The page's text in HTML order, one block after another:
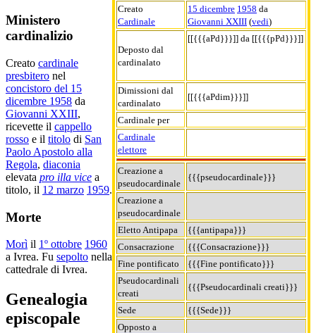
Creato
Cardinale
15 dicembre 1958 da
Giovanni XXIII (vedi)
Deposto dal
cardinalato
[[{{{aPd}}}]] da [[{{{pPd}}}]]
Dimissioni dal
cardinalato
[[{{{aPdim}}}]]
Cardinale per
Cardinale
elettore
Creazione a
pseudocardinale
{{{pseudocardinale}}}
Creazione a
pseudocardinale
Eletto Antipapa
{{{antipapa}}}
Consacrazione
{{{Consacrazione}}}
Fine pontificato
{{{Fine pontificato}}}
Pseudocardinali
creati
{{{Pseudocardinali creati}}}
Sede
{{{Sede}}}
Opposto a
Ministero
cardinalizio
Creato cardinale
presbitero nel
concistoro del 15
dicembre 1958 da
Giovanni XXIII,
ricevette il cappello
rosso e il titolo di San
Paolo Apostolo alla
Regola, diaconia
elevata pro illa vice a
titolo, il 12 marzo 1959.
Morte
Morì il 1º ottobre 1960
a Ivrea. Fu sepolto nella
cattedrale di Ivrea.
Genealogia
episcopale